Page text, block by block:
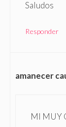
Saludos
Responder
amanecer
MI MUY